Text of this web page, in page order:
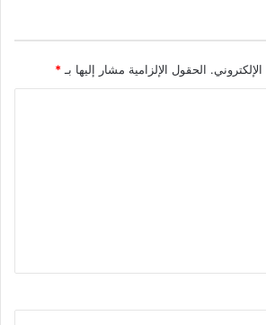
الحقول الإلزامية مشار إليها بـ *